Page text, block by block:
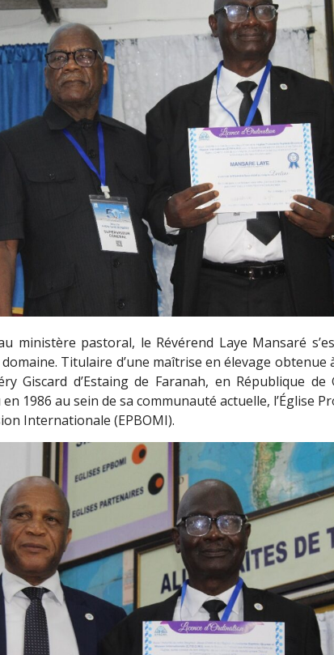
ministère pastoral, le Révérend Laye Mansaré
Titulaire d’une maîtrise en élevage obtenue
Giscard d’Estaing de Faranah, en République de
1986 au sein de sa communauté actuelle, l’Église
Internationale (EPBOMI).